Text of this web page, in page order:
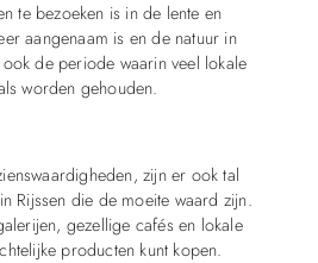
te bezoeken is in de lente en
aangenaam is en de natuur in
de periode waarin veel lokale
worden gehouden.
zijn er ook tal
Rijssen die de moeite waard zijn.
gezellige cafés en lokale
producten kunt kopen.